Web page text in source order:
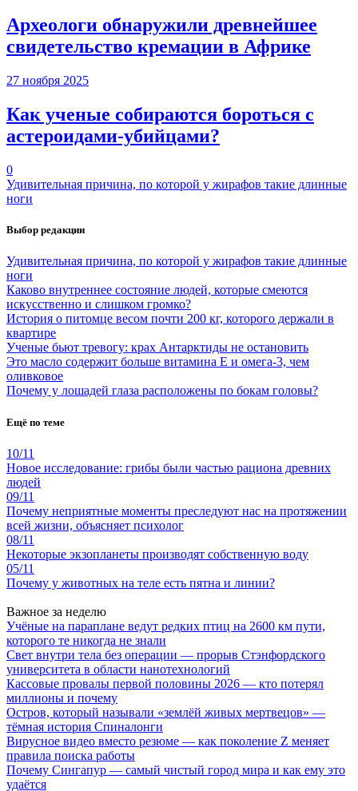
Археологи обнаружили древнейшее
свидетельство кремации в Африке
27 ноября 2025
Как ученые собираются бороться с
астероидами-убийцами?
0
Удивительная причина, по которой у жирафов такие длинные
ноги
Выбор редакции
Удивительная причина, по которой у жирафов такие длинные
ноги
Каково внутреннее состояние людей, которые смеются
искусственно и слишком громко?
История о питомце весом почти 200 кг, которого держали в
квартире
Ученые бьют тревогу: крах Антарктиды не остановить
Это масло содержит больше витамина Е и омега-3, чем
оливковое
Почему у лошадей глаза расположены по бокам головы?
Ещё по теме
10/11
Новое исследование: грибы были частью рациона древних
людей
09/11
Почему неприятные моменты преследуют нас на протяжении
всей жизни, объясняет психолог
08/11
Некоторые экзопланеты производят собственную воду
05/11
Почему у животных на теле есть пятна и линии?
Важное за неделю
Учёные на параплане ведут редких птиц на 2600 км пути,
которого те никогда не знали
Свет внутри тела без операции — прорыв Стэнфордского
университета в области нанотехнологий
Кассовые провалы первой половины 2026 — кто потерял
миллионы и почему
Остров, который называли «землёй живых мертвецов» —
тёмная история Спиналонги
Вирусное видео вместо резюме — как поколение Z меняет
правила поиска работы
Почему Сингапур — самый чистый город мира и как ему это
удаётся